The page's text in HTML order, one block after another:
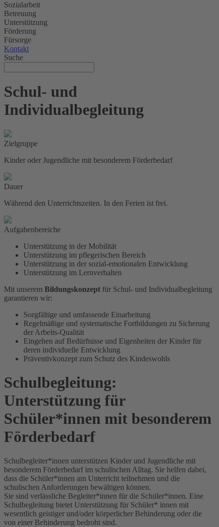
Sozialarbeit
Betreuung
Unterstützung
Förderung
Fürsorge
Kontakt
Suche
Schul- und
Individualbegleitung
Zielgruppe
Kinder oder Jugendliche mit besonderem Förderbedarf
Dauer
Während den Unterrichtszeiten. In den Ferien ist frei.
Aufgabenbereiche
Unterstützung in der Mobilität
Unterstützung im pflegerischen Bereich
Unterstützung in der sozial-emotionalen Entwicklung
Unterstützung im Lernverhalten
Mit unserem Bildungskonzept für Schul- und Individualbegleitung
garantieren wir:
Sorgfältige und umfassende Einarbeitung
Regelmäßige und systematische Fortbildungen zu Sicherung
der Arbeits-Qualität
Eingehen auf Bedürfnisse und Eigenheiten der Kinder für
deren individuelle Entwicklung
Präventivkonzept zum Schutz des Kindeswohls
Schulbegleitung:
Unterstützung für
Schüler*innen mit besonderem
Förderbedarf
Schulbegleiter*innen unterstützen Kinder und Jugendliche mit
besonderem Förderbedarf im schulischen Alltag. Sie helfen dabei,
dass die Schüler*innen am Unterricht teilnehmen und die
schulischen Anforderungen bewältigen können.
Sie sind verlässliche Begleiter*innen für die Schüler*innen. Eine
Schulbegleitung bietet Unterstützung für Schüler* innen mit
wesentlich geistiger und/oder körperlicher Behinderung oder die
von einer Behinderung bedroht sind.